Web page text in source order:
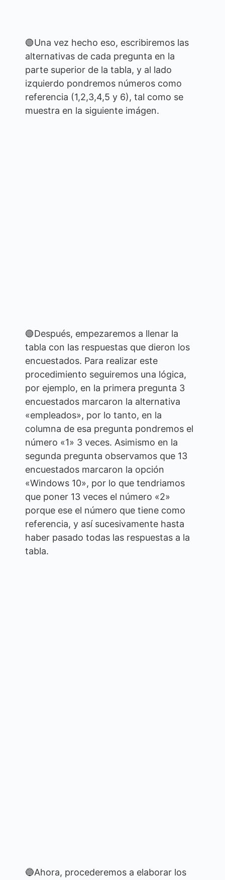
🟢Una vez hecho eso, escribiremos las
alternativas de cada pregunta en la
parte superior de la tabla, y al lado
izquierdo pondremos números como
referencia (1,2,3,4,5 y 6), tal como se
muestra en la siguiente imágen.
🟢Después, empezaremos a llenar la
tabla con las respuestas que dieron los
encuestados. Para realizar este
procedimiento seguiremos una lógica,
por ejemplo, en la primera pregunta 3
encuestados marcaron la alternativa
«empleados», por lo tanto, en la
columna de esa pregunta pondremos el
número «1» 3 veces. Asimismo en la
segunda pregunta observamos que 13
encuestados marcaron la opción
«Windows 10», por lo que tendriamos
que poner 13 veces el número «2»
porque ese el número que tiene como
referencia, y así sucesivamente hasta
haber pasado todas las respuestas a la
tabla.
🔵Ahora, procederemos a elaborar los